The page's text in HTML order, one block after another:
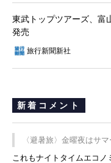
東武トップツアーズ、富
発売
旅行新聞新社
新着コメント
〈避暑旅〉金曜夜はサ
これもナイトタイムエコ